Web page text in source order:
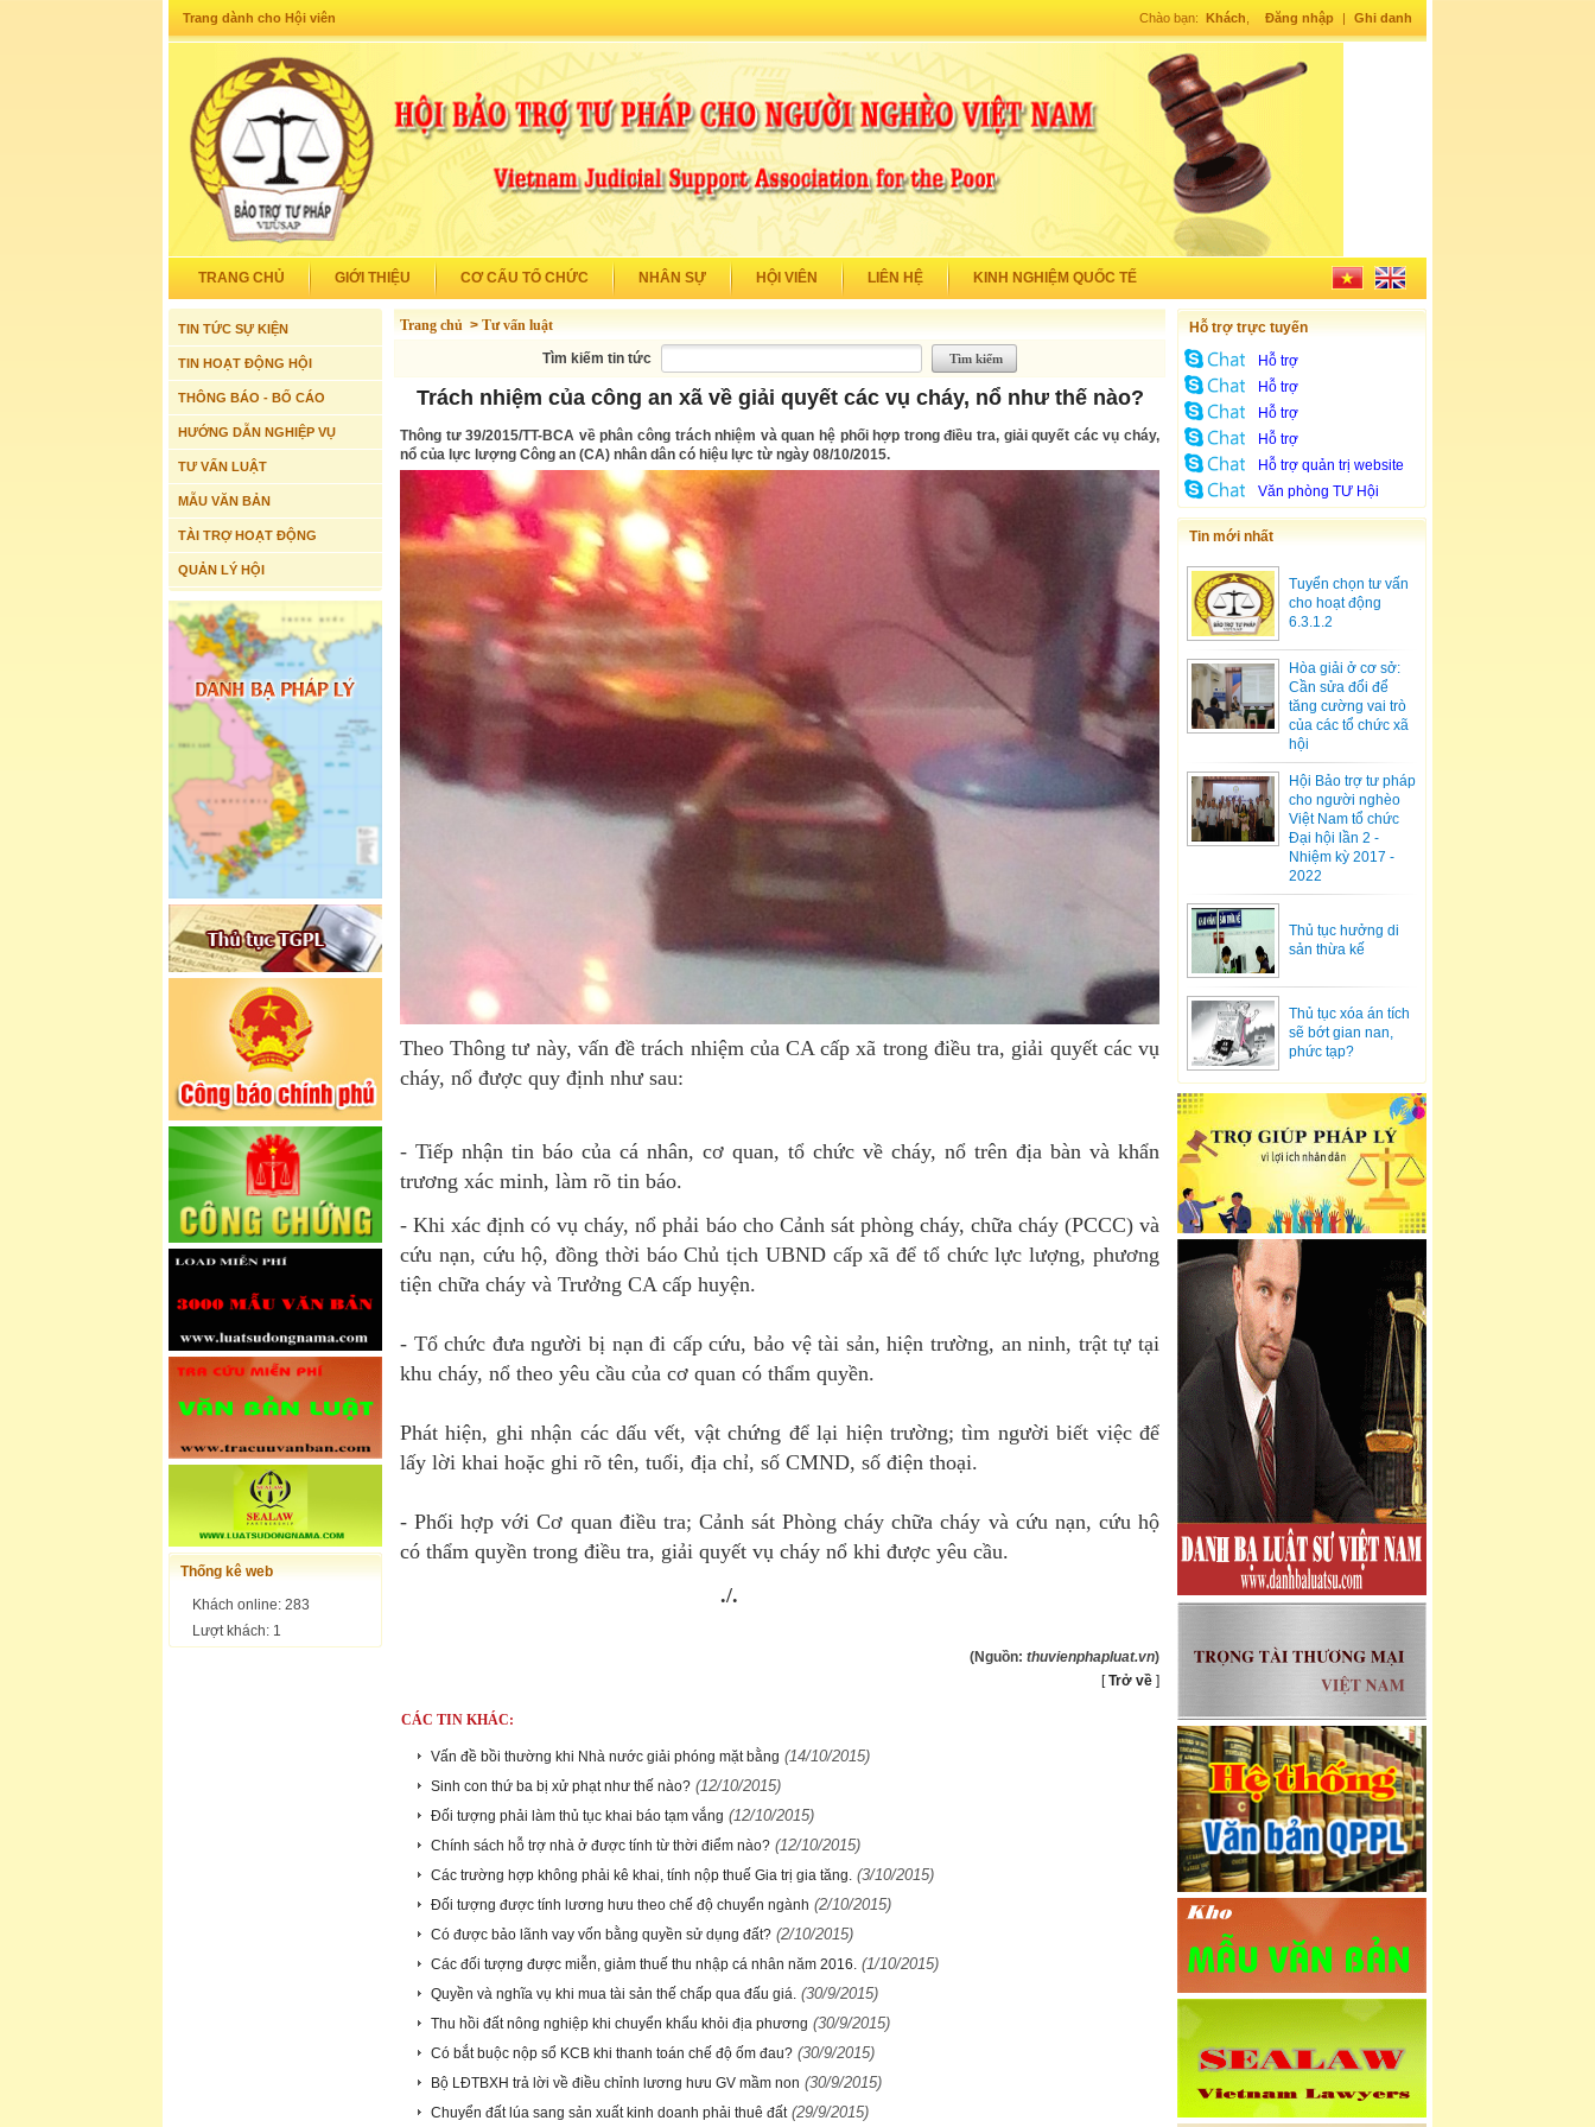
Trang dành cho Hội viên Chào bạn: Khách Đăng nhập | Ghi danh
TRANG CHỦ GIỚI THIỆU CƠ CẤU TỔ CHỨC NHÂN SỰ HỘI VIÊN LIÊN HỆ KINH NGHIỆM QUỐC TẾ
TIN TỨC SỰ KIỆN
TIN HOẠT ĐỘNG HỘI
THÔNG BÁO - BỐ CÁO
HƯỚNG DẪN NGHIỆP VỤ
TƯ VẤN LUẬT
MẪU VĂN BẢN
TÀI TRỢ HOẠT ĐỘNG
QUẢN LÝ HỘI
Thống kê web
Khách online: 283
Lượt khách: 1
Trang chủ > Tư vấn luật
Tìm kiếm tin tức
Trách nhiệm của công an xã về giải quyết các vụ cháy, nổ như thế nào?
Thông tư 39/2015/TT-BCA về phân công trách nhiệm và quan hệ phối hợp trong điều tra, giải quyết các vụ cháy,
nổ của lực lượng Công an (CA) nhân dân có hiệu lực từ ngày 08/10/2015.
Theo Thông tư này, vấn đề trách nhiệm của CA cấp xã trong điều tra, giải quyết các vụ
cháy, nổ được quy định như sau:
- Tiếp nhận tin báo của cá nhân, cơ quan, tổ chức về cháy, nổ trên địa bàn và khẩn
trương xác minh, làm rõ tin báo.
- Khi xác định có vụ cháy, nổ phải báo cho Cảnh sát phòng cháy, chữa cháy (PCCC) và
cứu nạn, cứu hộ, đồng thời báo Chủ tịch UBND cấp xã để tổ chức lực lượng, phương
tiện chữa cháy và Trưởng CA cấp huyện.
- Tổ chức đưa người bị nạn đi cấp cứu, bảo vệ tài sản, hiện trường, an ninh, trật tự tại
khu cháy, nổ theo yêu cầu của cơ quan có thẩm quyền.
Phát hiện, ghi nhận các dấu vết, vật chứng để lại hiện trường; tìm người biết việc để
lấy lời khai hoặc ghi rõ tên, tuổi, địa chỉ, số CMND, số điện thoại.
- Phối hợp với Cơ quan điều tra; Cảnh sát Phòng cháy chữa cháy và cứu nạn, cứu hộ
có thẩm quyền trong điều tra, giải quyết vụ cháy nổ khi được yêu cầu.
./.
(Nguồn: thuvienphapluat.vn)
[Trở về ]
CÁC TIN KHÁC:
Vấn đề bồi thường khi Nhà nước giải phóng mặt bằng (14/10/2015)
Sinh con thứ ba bị xử phạt như thế nào? (12/10/2015)
Đối tượng phải làm thủ tục khai báo tạm vắng (12/10/2015)
Chính sách hỗ trợ nhà ở được tính từ thời điểm nào? (12/10/2015)
Các trường hợp không phải kê khai, tính nộp thuế Gia trị gia tăng. (3/10/2015)
Đối tượng được tính lương hưu theo chế độ chuyển ngành (2/10/2015)
Có được bảo lãnh vay vốn bằng quyền sử dụng đất? (2/10/2015)
Các đối tượng được miễn, giảm thuế thu nhập cá nhân năm 2016. (1/10/2015)
Quyền và nghĩa vụ khi mua tài sản thế chấp qua đấu giá. (30/9/2015)
Thu hồi đất nông nghiệp khi chuyển khẩu khỏi địa phương (30/9/2015)
Có bắt buộc nộp sổ KCB khi thanh toán chế độ ốm đau? (30/9/2015)
Bộ LĐTBXH trả lời về điều chỉnh lương hưu GV mầm non (30/9/2015)
Chuyển đất lúa sang sản xuất kinh doanh phải thuê đất (29/9/2015)
Hỗ trợ trực tuyến
Hỗ trợ
Hỗ trợ
Hỗ trợ
Hỗ trợ
Hỗ trợ quản trị website
Văn phòng TƯ Hội
Tin mới nhất
Tuyển chọn tư vấn
cho hoạt động
6.3.1.2
Hòa giải ở cơ sở:
Cần sửa đổi để
tăng cường vai trò
của các tổ chức xã
hội
Hội Bảo trợ tư pháp
cho người nghèo
Việt Nam tổ chức
Đại hội lần 2 -
Nhiệm kỳ 2017 -
2022
Thủ tục hưởng di
sản thừa kế
Thủ tục xóa án tích
sẽ bớt gian nan,
phức tạp?